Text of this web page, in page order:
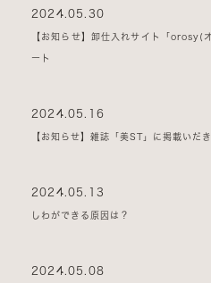
2024.05.30
【お知らせ】卸仕入れサイト「orosy(
ート
2024.05.16
【お知らせ】雑誌「美ST」に掲載いだき
2024.05.13
しわができる原因は？
2024.05.08